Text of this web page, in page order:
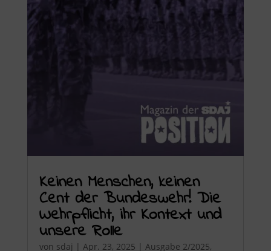
Keinen Menschen, keinen
Cent der Bundeswehr! Die
Wehrpflicht, ihr Kontext und
unsere Rolle
von sdaj | Apr. 23, 2025 | Ausgabe 2/2025,